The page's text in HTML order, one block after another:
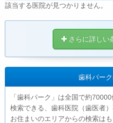
該当する医院が見つかりません。
さらに詳しい
歯科パー
「歯科パーク」は全国で約
検索できる、歯科医院（歯医者
お住まいのエリアからの検索は